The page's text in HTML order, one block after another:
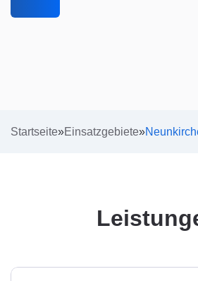
Startseite»Einsatzgebiete»